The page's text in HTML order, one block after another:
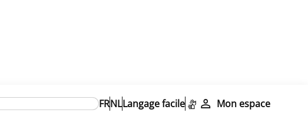
FRNLLangage facile Mon espace